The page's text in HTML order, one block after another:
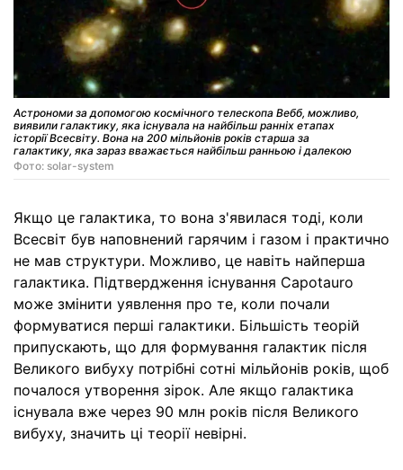
Астрономи за допомогою космічного телескопа Вебб, можливо,
виявили галактику, яка існувала на найбільш ранніх етапах
історії Всесвіту. Вона на 200 мільйонів років старша за
галактику, яка зараз вважається найбільш ранньою і далекою
Фото: solar-system
Якщо це галактика, то вона з'явилася тоді, коли
Всесвіт був наповнений гарячим і газом і практично
не мав структури. Можливо, це навіть найперша
галактика. Підтвердження існування Capotauro
може змінити уявлення про те, коли почали
формуватися перші галактики. Більшість теорій
припускають, що для формування галактик після
Великого вибуху потрібні сотні мільйонів років, щоб
почалося утворення зірок. Але якщо галактика
існувала вже через 90 млн років після Великого
вибуху, значить ці теорії невірні.